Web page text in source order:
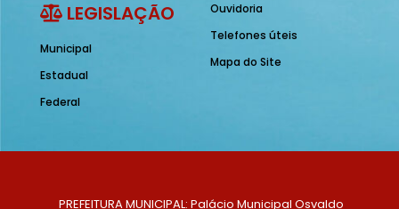
LEGISLAÇÃO
Municipal
Estadual
Federal
Ouvidoria
Telefones úteis
Mapa do Site
PREFEITURA MUNICIPAL: Palácio Municipal Osvaldo